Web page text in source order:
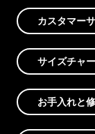
カスタマー
サイズチャ
お手入れと